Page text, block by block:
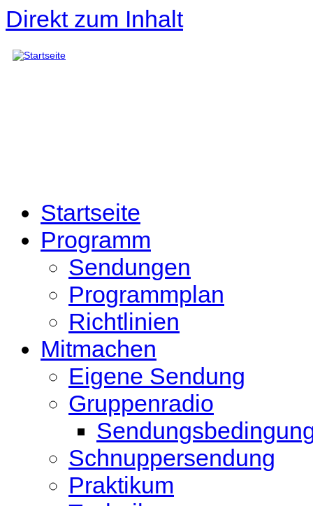
Direkt zum Inhalt
Startseite
Programm
Sendungen
Programmplan
Richtlinien
Mitmachen
Eigene Sendung
Gruppenradio
Schnuppersendung
Praktikum